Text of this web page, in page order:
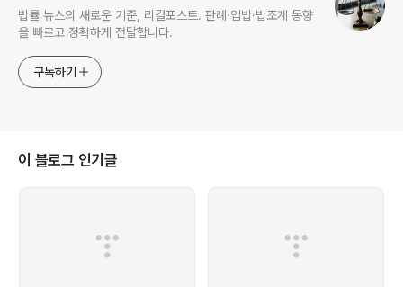
법률 뉴스의 새로운 기준, 리걸포스트. 판례·입법·법조계 동향
을 빠르고 정확하게 전달합니다.
구독하기
이 블로그 인기글